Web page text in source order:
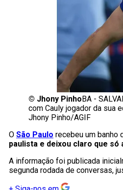
© Jhony Pinho BA -
com Cauly jogador da sua
Jhony Pinho/AGIF
O São Paulo recebeu um banho
paulista e deixou claro que
A informação foi publicada
segunda rodada de conversas,